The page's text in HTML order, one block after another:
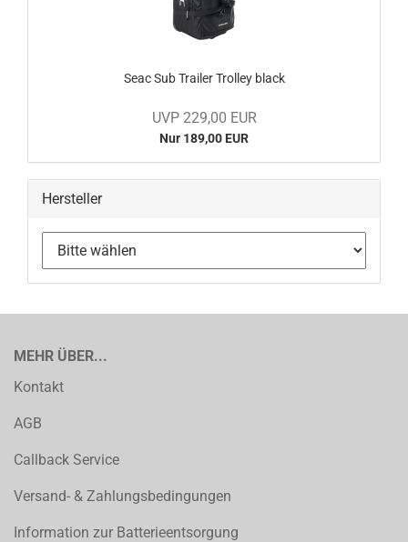
Seac Sub Trailer Trolley black
UVP 229,00 EUR
Nur 189,00 EUR
Hersteller
MEHR ÜBER...
Kontakt
AGB
Callback Service
Versand- & Zahlungsbedingungen
Information zur Batterieentsorgung